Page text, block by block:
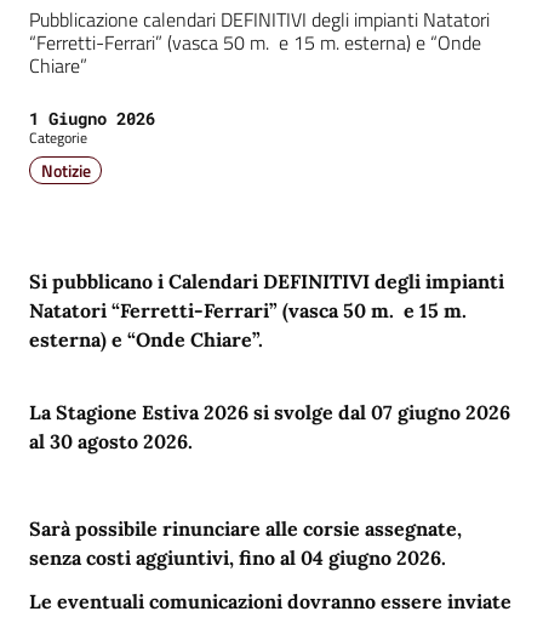
Pubblicazione calendari DEFINITIVI degli impianti Natatori
“Ferretti-Ferrari” (vasca 50 m. e 15 m. esterna) e “Onde
Chiare”
Data:
1 Giugno 2026
Categorie
Notizie
Si pubblicano i Calendari DEFINITIVI degli impianti
Natatori “Ferretti-Ferrari” (vasca 50 m. e 15 m.
esterna) e “Onde Chiare”.
La Stagione Estiva 2026 si svolge dal 07 giugno 2026
al 30 agosto 2026.
Sarà possibile rinunciare alle corsie assegnate,
senza costi aggiuntivi, fino al 04 giugno 2026.
Le eventuali comunicazioni dovranno essere inviate